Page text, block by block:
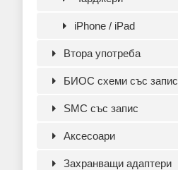
iPhone / iPad
Втора употреба
БИОС схеми със запис
SMC със запис
Аксесoари
Захранващи адаптери